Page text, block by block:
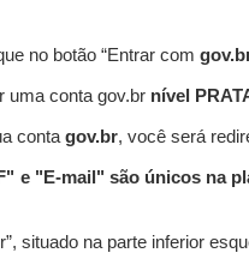
no botão “Entrar com
uma conta gov.br nível
conta gov.br, você será
e "E-mail" são únicos na
situado na parte inferior